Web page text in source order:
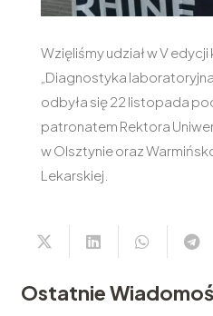
Wzięliśmy udział w V
„Diagnostyka
odbyła się 22 listopada
patronatem Rektora
w Olsztynie oraz
Lekarskiej.
Ostatnie